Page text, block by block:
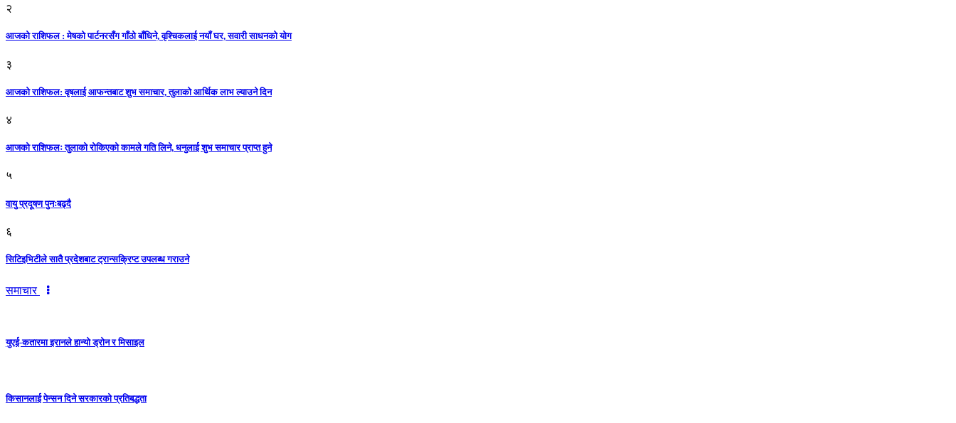
२
आजको राशिफल : मेषको पार्टनरसँग गाँठो बाँधिने, वृश्चिकलाई नयाँ घर, सवारी साधनकाे याेग
३
आजकाे राशिफल: वृषलाई आफन्तबाट शुभ समाचार, तुलाकाे आर्थिक लाभ ल्याउने दिन
४
आजको राशिफलः तुलाकाे रोकिएको कामले गति लिने, धनुलाई शुभ समाचार प्राप्त हुने
५
वायु प्रदूषण पुनःबढ्दै
६
सिटिइभिटीले सातै प्रदेशबाट ट्रान्सक्रिप्ट उपलब्ध गराउने
समाचार
युएई-कतारमा इरानले हान्यो ड्रोन र मिसाइल
किसानलाई पेन्सन दिने सरकारको प्रतिबद्धता